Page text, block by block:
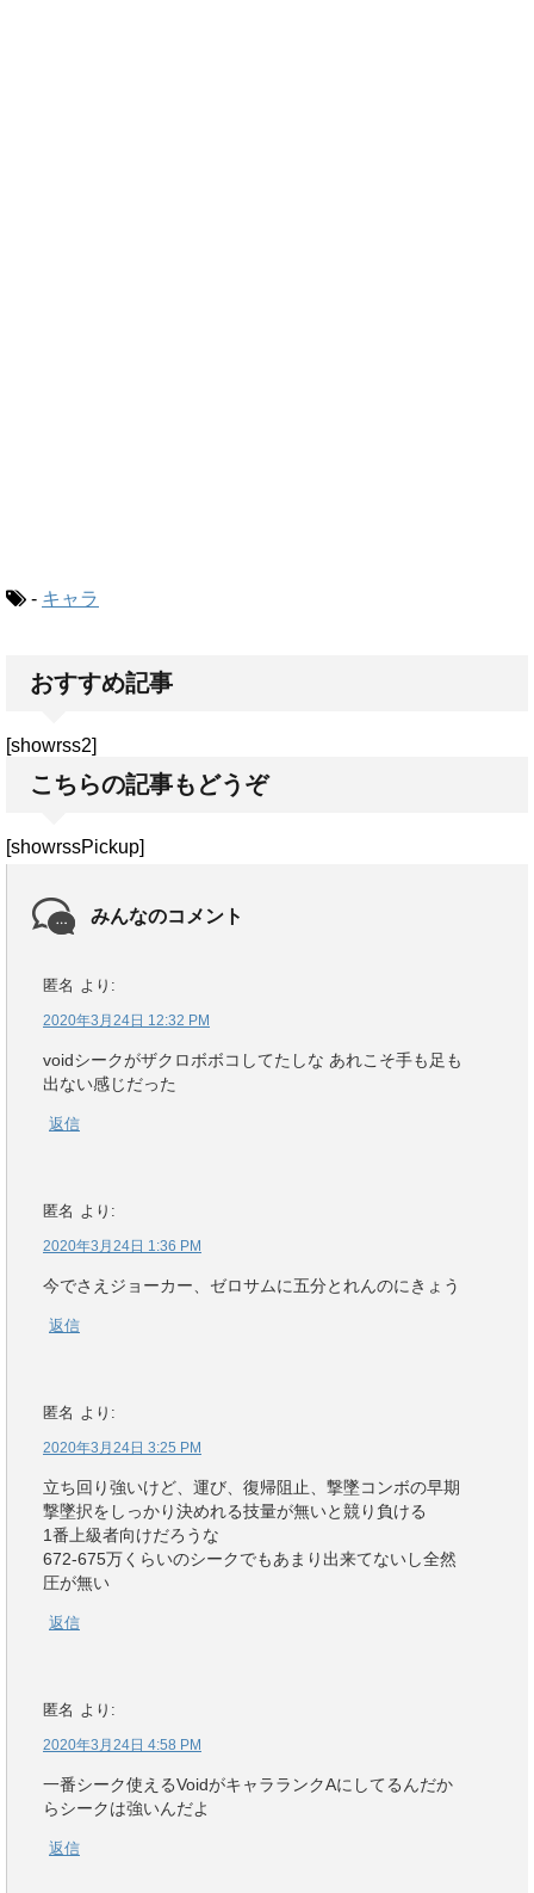
- キャラ
おすすめ記事
[showrss2]
こちらの記事もどうぞ
[showrssPickup]
みんなのコメント
匿名 より:
2020年3月24日 12:32 PM
voidシークがザクロボボコしてたしな あれこそ手も足も
出ない感じだった
返信
匿名 より:
2020年3月24日 1:36 PM
今でさえジョーカー、ゼロサムに五分とれんのにきょう
返信
匿名 より:
2020年3月24日 3:25 PM
立ち回り強いけど、運び、復帰阻止、撃墜コンボの早期
撃墜択をしっかり決めれる技量が無いと競り負ける
1番上級者向けだろうな
672-675万くらいのシークでもあまり出来てないし全然
圧が無い
返信
匿名 より:
2020年3月24日 4:58 PM
一番シーク使えるVoidがキャラランクAにしてるんだか
らシークは強いんだよ
返信